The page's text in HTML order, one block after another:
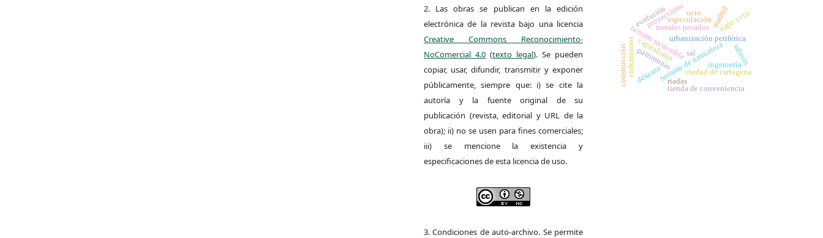
2. Las obras se publican en la edición
electrónica de la revista bajo una licencia
Creative Commons Reconocimiento-
NoComercial 4.0 (texto legal). Se pueden
copiar, usar, difundir, transmitir y exponer
públicamente, siempre que: i) se cite la
autoría y la fuente original de su
publicación (revista, editorial y URL de la
obra); ii) no se usen para fines comerciales;
iii) se mencione la existencia y
especificaciones de esta licencia de uso.
3. Condiciones de auto-archivo. Se permite
urbanización periférica
patrimonioturismo de naturaleza
turismo sostenible
metales pesados
ciudad de cartagena
ingeniería
proyectismo
desastre riadas
siglo xviii
endemismos
construcción capitalismo
especulaciónmadrid
tienda de conveniencia
ocio
evolución
salinas
sal